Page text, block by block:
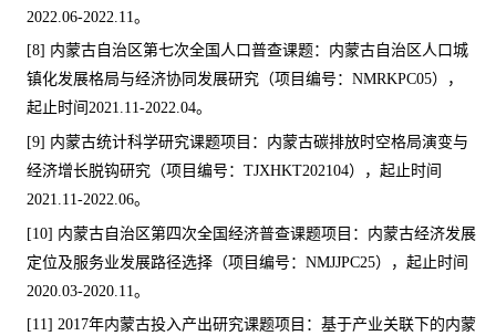
2022.06-2022.11。
[8] 内蒙古自治区第七次全国人口普查课题：内蒙古自治区人口城
镇化发展格局与经济协同发展研究（项目编号： NMRKPC05），
起止时间 2021.11-2022.04。
[9] 内蒙古统计科学研究课题项目：内蒙古碳排放时空格局演变与
经济增长脱钩研究（项目编号： TJXHKT202104），起止时间
2021.11-2022.06。
[10] 内蒙古自治区第四次全国经济普查课题项目：内蒙古经济发展
定位及服务业发展路径选择（项目编号： NMJJPC25），起止时间
2020.03-2020.11。
[11] 2017年内蒙古投入产出研究课题项目：基于产业关联下的内蒙